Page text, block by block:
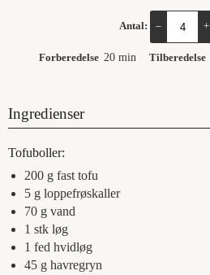
Antal: – +
Forberedelse 20 min Tilberedelse
Ingredienser
Tofuboller:
200 g fast tofu
5 g loppefrøskaller
70 g vand
1 stk løg
1 fed hvidløg
45 g havregryn